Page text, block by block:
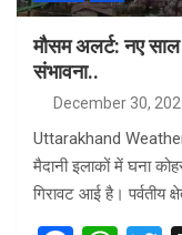
मौसम अलर्ट: नए साल
संभावना..
December 30,
Uttarakhand
मैदानी इलाकों में घना
गिरावट आई है। पर्वतीय